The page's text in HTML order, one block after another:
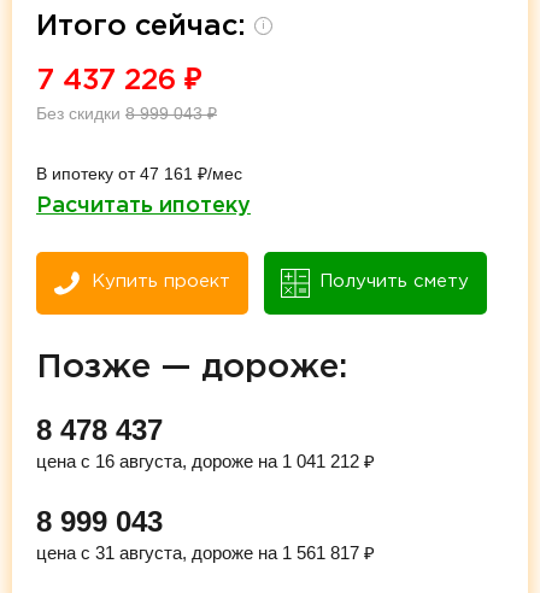
Итого сейчас: i
7 437 226 ₽
Без скидки 8 999 043₽
В ипотеку от 47 161 ₽/мес
Расчитать ипотеку
Купить проект Получить смету
Позже — дороже:
8 478 437
цена с 16 августа, дороже на 1 041 212 ₽
8 999 043
цена с 31 августа, дороже на 1 561 817 ₽